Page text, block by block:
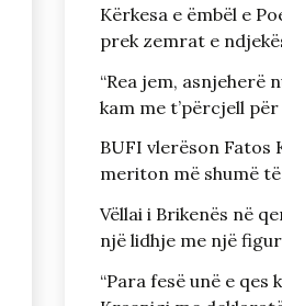
Kërkesa e ëmbël e
prek zemrat e
“Rea jem, asnjeherë
kam me t’përcjell për
BUFI vlerëson Fatos
meriton më shumë të
Vëllai i Brikenës në
një lidhje me një
“Para fesë unë e qes